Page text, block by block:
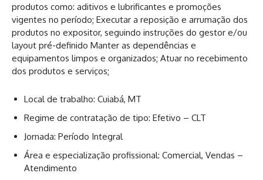
produtos como: aditivos e lubrificantes e promoções
vigentes no período; Executar a reposição e arrumação dos
produtos no expositor, seguindo instruções do gestor e/ou
layout pré-definido Manter as dependências e
equipamentos limpos e organizados; Atuar no recebimento
dos produtos e serviços;
Local de trabalho: Cuiabá, MT
Regime de contratação de tipo: Efetivo – CLT
Jornada: Período Integral
Área e especialização profissional: Comercial, Vendas –
Atendimento